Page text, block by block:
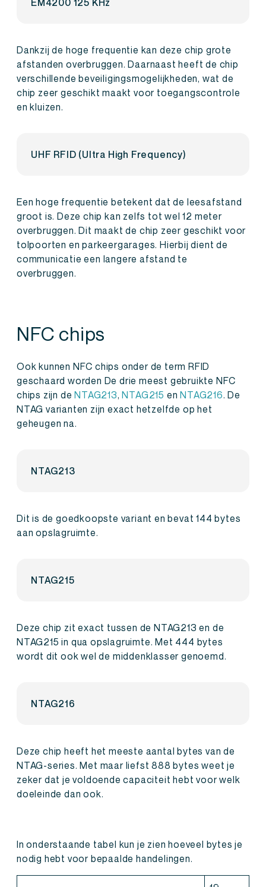
Dankzij de hoge frequentie kan deze chip grote
afstanden overbruggen. Daarnaast heeft de chip
verschillende beveiligingsmogelijkheden, wat de
chip zeer geschikt maakt voor toegangscontrole
en kluizen.
UHF RFID (Ultra High Frequency)
Een hoge frequentie betekent dat de leesafstand
groot is. Deze chip kan zelfs tot wel 12 meter
overbruggen. Dit maakt de chip zeer geschikt voor
tolpoorten en parkeergarages. Hierbij dient de
communicatie een langere afstand te
overbruggen.
NFC chips
Ook kunnen NFC chips onder de term RFID
geschaard worden De drie meest gebruikte NFC
chips zijn deNTAG213,NTAG215 enNTAG216. De
NTAG varianten zijn exact hetzelfde op het
geheugen na.
NTAG213
Dit is de goedkoopste variant en bevat 144 bytes
aan opslagruimte.
NTAG215
Deze chip zit exact tussen de NTAG213 en de
NTAG215 in qua opslagruimte. Met 444 bytes
wordt dit ook wel de middenklasser genoemd.
NTAG216
Deze chip heeft het meeste aantal bytes van de
NTAG-series. Met maar liefst 888 bytes weet je
zeker dat je voldoende capaciteit hebt voor welk
doeleinde dan ook.
In onderstaande tabel kun je zien hoeveel bytes je
nodig hebt voor bepaalde handelingen.